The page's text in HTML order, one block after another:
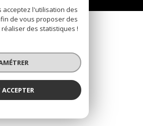
acceptez l'utilisation des
de vous proposer des
des statistiques !